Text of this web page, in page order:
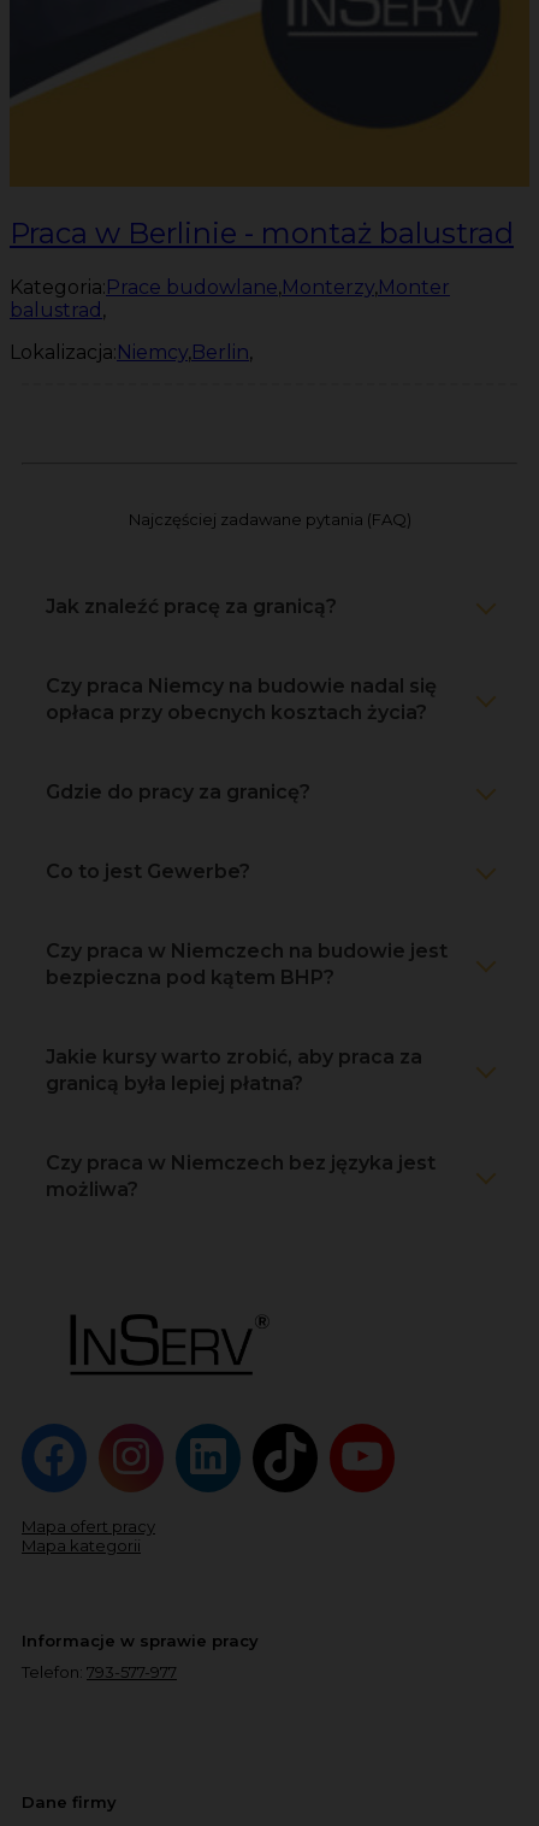
Praca w Berlinie - montaż balustrad
Kategoria:Prace budowlane,Monterzy,Monter
balustrad ,
Lokalizacja:Niemcy,Berlin,
Najczęściej zadawane pytania (FAQ)
Jak znaleźć pracę za granicą?
Czy praca Niemcy na budowie nadal się
opłaca przy obecnych kosztach życia?
Gdzie do pracy za granicę?
Co to jest Gewerbe?
Czy praca w Niemczech na budowie jest
bezpieczna pod kątem BHP?
Jakie kursy warto zrobić, aby praca za
granicą była lepiej płatna?
Czy praca w Niemczech bez języka jest
możliwa?
Mapa ofert pracy
Mapa kategorii
Informacje w sprawie pracy
Telefon: 793-577-977
Dane firmy